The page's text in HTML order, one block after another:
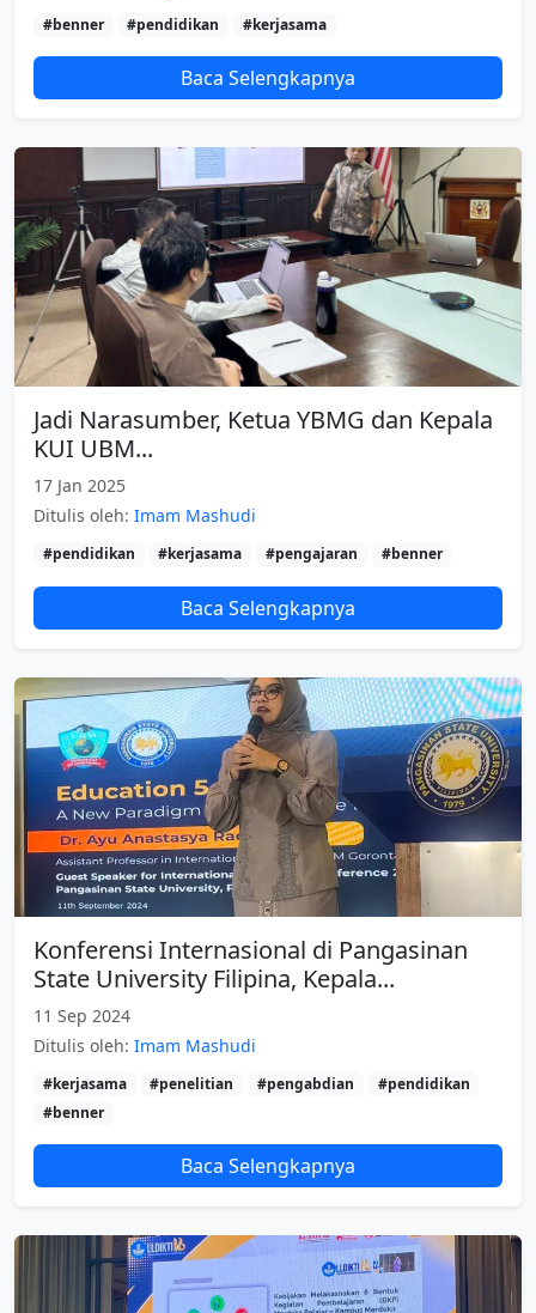
#benner #pendidikan #kerjasama
Baca Selengkapnya
Jadi Narasumber, Ketua YBMG dan Kepala
KUI UBM...
17 Jan 2025
Ditulis oleh: Imam Mashudi
#pendidikan #kerjasama #pengajaran #benner
Baca Selengkapnya
Konferensi Internasional di Pangasinan
State University Filipina, Kepala...
11 Sep 2024
Ditulis oleh: Imam Mashudi
#kerjasama #penelitian #pengabdian
#pendidikan
#benner
Baca Selengkapnya